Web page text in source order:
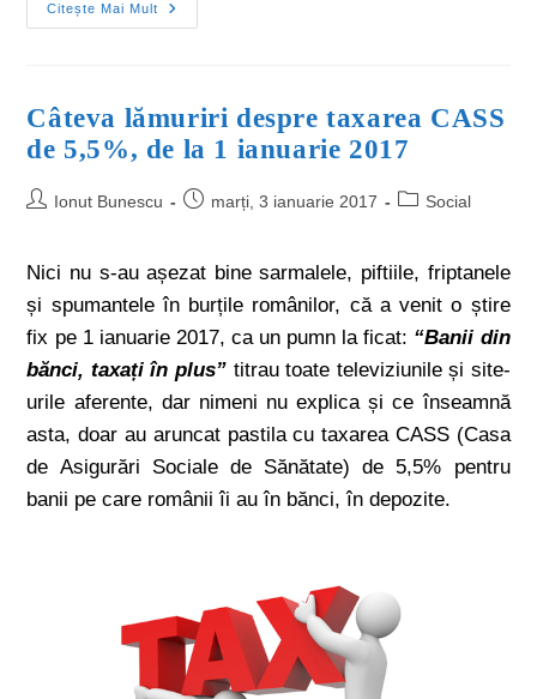
Citește Mai Mult
Câteva lămuriri despre taxarea CASS
de 5,5%, de la 1 ianuarie 2017
Ionut Bunescu marți, 3 ianuarie 2017 Social
Nici nu s-au așezat bine sarmalele, piftiile, friptanele
și spumantele în burțile românilor, că a venit o știre
fix pe 1 ianuarie 2017, ca un pumn la ficat: “Banii din
bănci, taxați în plus”titrau toate televiziunile și site-
urile aferente, dar nimeni nu explica și ce înseamnă
asta, doar au aruncat pastila cu taxarea CASS (Casa
de Asigurări Sociale de Sănătate) de 5,5% pentru
banii pe care românii îi au în bănci, în depozite.